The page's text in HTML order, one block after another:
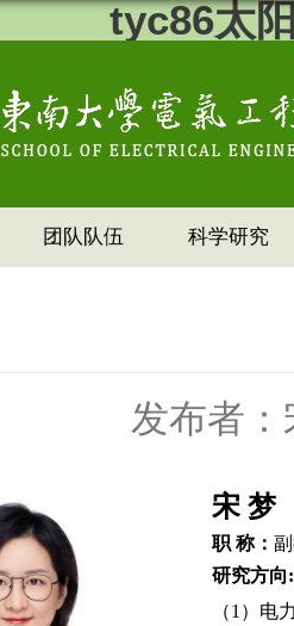
tyc86太
团队队伍 科学研究
发布者：
宋 梦
职 称：
研究方向:
（1）电